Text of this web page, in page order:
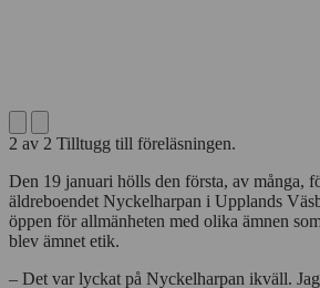
1 av 2 Madhuri Gogineni, överläkare i
Den 19 januari hölls den första, av många,
äldreboendet Nyckelharpan i Upplands
öppen för allmänheten med olika ämnen